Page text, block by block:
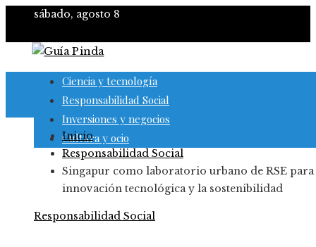
sábado, agosto 8
Ciencia y tecnología
Responsabilidad Social
Inversiones y negocios
Cultura y ocio
Inicio
Responsabilidad Social
Singapur como laboratorio urbano de RSE para
innovación tecnológica y la sostenibilidad
Responsabilidad Social